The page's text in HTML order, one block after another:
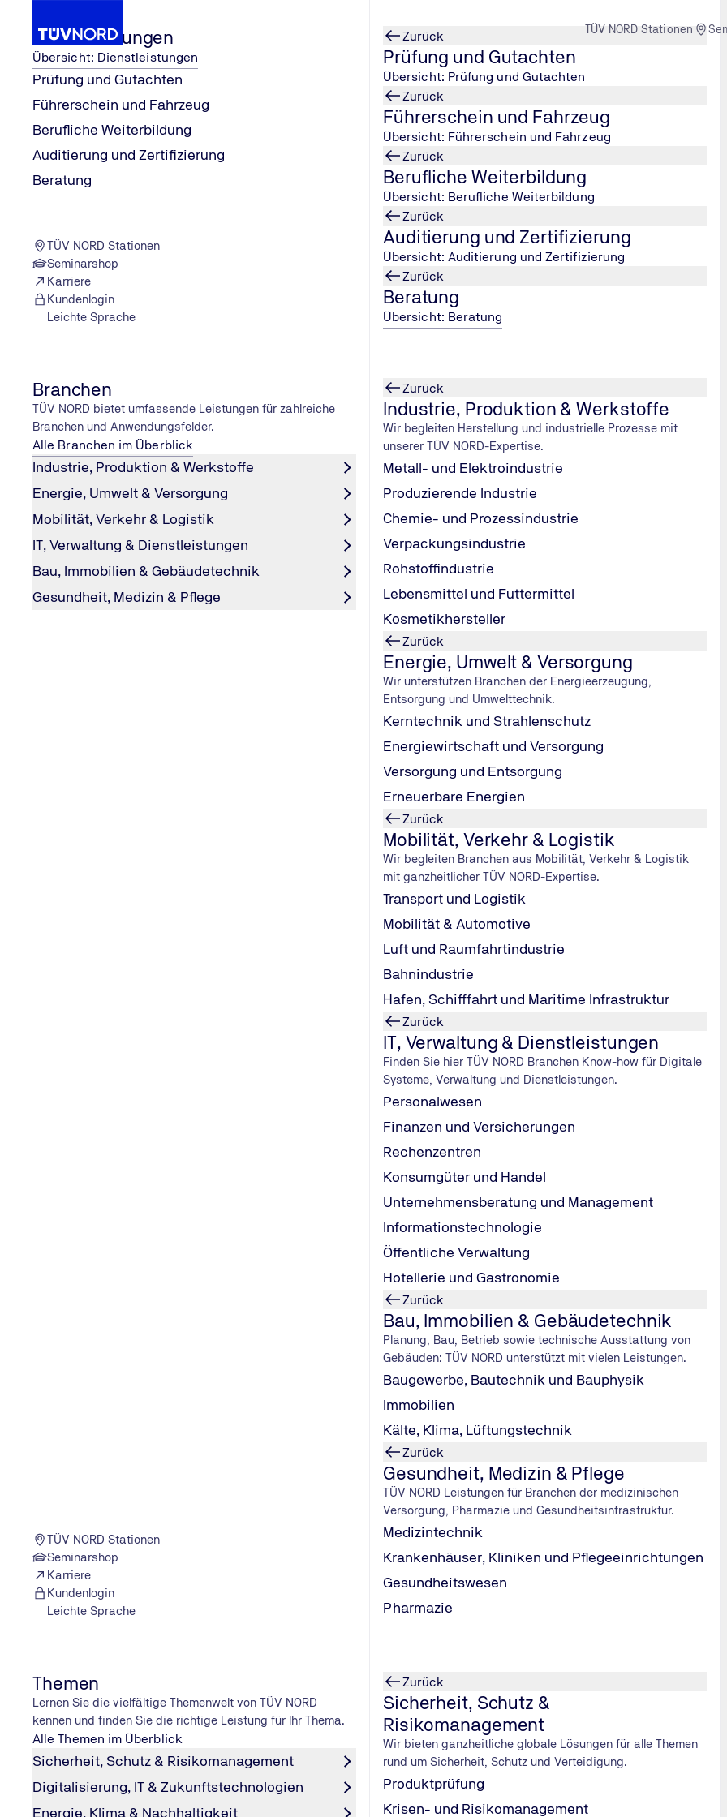
TÜV NORD Stationen
Dienstleistungen
Übersicht: Dienstleistungen
Prüfung und Gutachten
Führerschein und Fahrzeug
Berufliche Weiterbildung
Auditierung und Zertifizierung
Beratung
TÜV NORD Stationen
Seminarshop
Karriere
Kundenlogin
Leichte Sprache
Zurück
Prüfung und Gutachten
Übersicht: Prüfung und Gutachten
Zurück
Führerschein und Fahrzeug
Übersicht: Führerschein und Fahrzeug
Zurück
Berufliche Weiterbildung
Übersicht: Berufliche Weiterbildung
Zurück
Auditierung und Zertifizierung
Übersicht: Auditierung und Zertifizierung
Zurück
Beratung
Übersicht: Beratung
Branchen
TÜV NORD bietet umfassende Leistungen für zahlreiche
Branchen und Anwendungsfelder.
Alle Branchen im Überblick
Industrie, Produktion & Werkstoffe
Energie, Umwelt & Versorgung
Mobilität, Verkehr & Logistik
IT, Verwaltung & Dienstleistungen
Bau, Immobilien & Gebäudetechnik
Gesundheit, Medizin & Pflege
TÜV NORD Stationen
Seminarshop
Karriere
Kundenlogin
Leichte Sprache
Zurück
Industrie, Produktion & Werkstoffe
Wir begleiten Herstellung und industrielle Prozesse mit
unserer TÜV NORD-Expertise.
Metall- und Elektroindustrie
Produzierende Industrie
Chemie- und Prozessindustrie
Verpackungsindustrie
Rohstoffindustrie
Lebensmittel und Futtermittel
Kosmetikhersteller
Zurück
Energie, Umwelt & Versorgung
Wir unterstützen Branchen der Energieerzeugung,
Entsorgung und Umwelttechnik.
Kerntechnik und Strahlenschutz
Energiewirtschaft und Versorgung
Versorgung und Entsorgung
Erneuerbare Energien
Zurück
Mobilität, Verkehr & Logistik
Wir begleiten Branchen aus Mobilität, Verkehr & Logistik
mit ganzheitlicher TÜV NORD-Expertise.
Transport und Logistik
Mobilität & Automotive
Luft und Raumfahrtindustrie
Bahnindustrie
Hafen, Schifffahrt und Maritime Infrastruktur
Zurück
IT, Verwaltung & Dienstleistungen
Finden Sie hier TÜV NORD Branchen Know-how für Digitale
Systeme, Verwaltung und Dienstleistungen.
Personalwesen
Finanzen und Versicherungen
Rechenzentren
Konsumgüter und Handel
Unternehmensberatung und Management
Informationstechnologie
Öffentliche Verwaltung
Hotellerie und Gastronomie
Zurück
Bau, Immobilien & Gebäudetechnik
Planung, Bau, Betrieb sowie technische Ausstattung von
Gebäuden: TÜV NORD unterstützt mit vielen Leistungen.
Baugewerbe, Bautechnik und Bauphysik
Immobilien
Kälte, Klima, Lüftungstechnik
Zurück
Gesundheit, Medizin & Pflege
TÜV NORD Leistungen für Branchen der medizinischen
Versorgung, Pharmazie und Gesundheitsinfrastruktur.
Medizintechnik
Krankenhäuser, Kliniken und Pflegeeinrichtungen
Gesundheitswesen
Pharmazie
Themen
Lernen Sie die vielfältige Themenwelt von TÜV NORD
kennen und finden Sie die richtige Leistung für Ihr Thema.
Alle Themen im Überblick
Sicherheit, Schutz & Risikomanagement
Digitalisierung, IT & Zukunftstechnologien
Energie, Klima & Nachhaltigkeit
Zurück
Sicherheit, Schutz &
Risikomanagement
Wir bieten ganzheitliche globale Lösungen für alle Themen
rund um Sicherheit, Schutz und Verteidigung.
Produktprüfung
Krisen- und Risikomanagement
Home
Ratgeber und Tipps - Technik,
Tipps und Trends aus der Mobilität Kontrollleuchten
Kontrollleuchten
In verschiedenen Farben signalisieren uns die Kontrollleuchten im
Auto, dass etwas nicht in Ordnung ist. Die wichtigsten
Kontrollleuchten sowie Warnleuchten und ihre Bedeutung.
Wenn’s im Cockpit leuchtet: Was jetzt zu tun ist
Wissen Sie immer sofort, was Ihnen Ihr elektronisches Alarmsystem da anzeigt? Es ist nicht immer sofort klar, wie
sofortiges Handeln und das Aufsuchen einer Werkstatt, da sonst schwere Schäden am Fahrzeug drohen.
Gelb und Rot deuten auf Probleme und Funktionsausfälle hin. Es ist sehr ratsam, beim Aufleuchten einer „roten
zeigen die Funktion oder Bereitschaft von Systemen an, die ein- und ausgeschaltet werden können, wie z.B.
andere benutzen, als die, die in den folgenden Abbildungen zu sehen sind.
Diese Leuchte zeigt an, dass die Batterie von der Lichtmaschine (Generator) nicht mehr geladen wird. Das kann
Lichtmaschine, Batterie oder Regler sind defekt. Sie sollten das Fahrzeug sofort aus dem Verkehr ziehen, da häufig
Wenn dieses Symbol aufleuchtet kann das zwei Gründe haben. Entweder ist die Feststellbremse noch angezogen -
Dieses Symbol zeigt an, das die Verschleißgrenze des Bremsbelages erreicht ist. Lassen Sie die Belege in einer
Die Ölkanne signalisiert einen zu geringen Öldruck – eine Kanne mit darunter liegenden Wellenlinien fordert zur
warten Sie einige Minuten, um den Ölstand am Peilstab zu messen. Füllen Sie gegebenenfalls Öl nach und suchen Sie
Die Kühlmitteltemperatur ist zu hoch. Stellen Sie sofort den Motor aus und lassen Sie diesen abkühlen. Kontrollieren
Kühlmittel nachfüllen, lesen Sie unbedingt in der Betriebsanleitung, wie Sie den Behälter gefahrlos öffnen. Da der
Leuchtet das Symbol weiterhin trotz ausreichend Kühlmittel, muss der Wagen in der Werkstatt kontrolliert werden.
Es liegt eine Störung in der Motorelektronik oder im Abgassystem vor. Dadurch kann es zu einer verringerter
Airbag oder Gurtstraffer können ungewollt auslösen oder bei einem Unfall versagen. Lassen Sie das
ABS
Wenn dieses Symbol leuchtet, ist das ABS aufgrund einer Störung ausgefallen. ESP, Bremsassistent, elektronische
funktionieren dann ebenfalls nicht mehr ordnungsgemäß. Suchen Sie umgehend eine Fachwerkstatt auf.
Die wichtigsten gelben Kontrollleuchten im Überblick
ESP
Wenn diese Kontrollleuchte blinkt, dann arbeitet das Elektronische Stabilitäts-Programm oder die Traktionskontrolle.
abgeschaltet. Falls sich das ESP nicht wieder einschalten lässt, suchen Sie eine Fachwerkstatt auf.
Reifendruck